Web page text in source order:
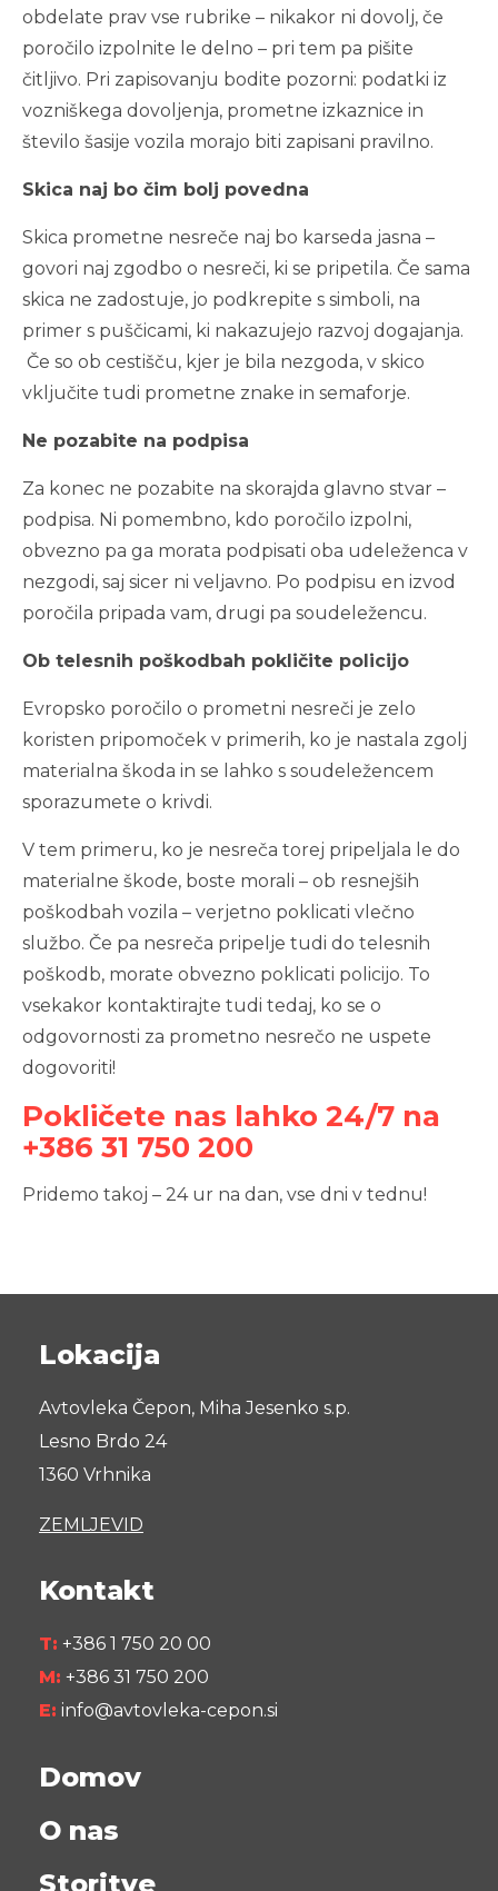
obdelate prav vse rubrike – nikakor ni dovolj, če
poročilo izpolnite le delno – pri tem pa pišite
čitljivo. Pri zapisovanju bodite pozorni: podatki iz
vozniškega dovoljenja, prometne izkaznice in
število šasije vozila morajo biti zapisani pravilno.
Skica naj bo čim bolj povedna
Skica prometne nesreče naj bo karseda jasna –
govori naj zgodbo o nesreči, ki se pripetila. Če sama
skica ne zadostuje, jo podkrepite s simboli, na
primer s puščicami, ki nakazujejo razvoj dogajanja.
Če so ob cestišču, kjer je bila nezgoda, v skico
vključite tudi prometne znake in semaforje.
Ne pozabite na podpisa
Za konec ne pozabite na skorajda glavno stvar –
podpisa. Ni pomembno, kdo poročilo izpolni,
obvezno pa ga morata podpisati oba udeleženca v
nezgodi, saj sicer ni veljavno. Po podpisu en izvod
poročila pripada vam, drugi pa soudeležencu.
Ob telesnih poškodbah pokličite policijo
Evropsko poročilo o prometni nesreči je zelo
koristen pripomoček v primerih, ko je nastala zgolj
materialna škoda in se lahko s soudeležencem
sporazumete o krivdi.
V tem primeru, ko je nesreča torej pripeljala le do
materialne škode, boste morali – ob resnejših
poškodbah vozila – verjetno poklicati vlečno
službo. Če pa nesreča pripelje tudi do telesnih
poškodb, morate obvezno poklicati policijo. To
vsekakor kontaktirajte tudi tedaj, ko se o
odgovornosti za prometno nesrečo ne uspete
dogovoriti!
Pokličete nas lahko 24/7 na
+386 31 750 200
Pridemo takoj – 24 ur na dan, vse dni v tednu!
Lokacija
Avtovleka Čepon, Miha Jesenko s.p.
Lesno Brdo 24
1360 Vrhnika
ZEMLJEVID
Kontakt
T: +386 1 750 20 00
M: +386 31 750 200
E: info@avtovleka-cepon.si
Domov
O nas
Storitve